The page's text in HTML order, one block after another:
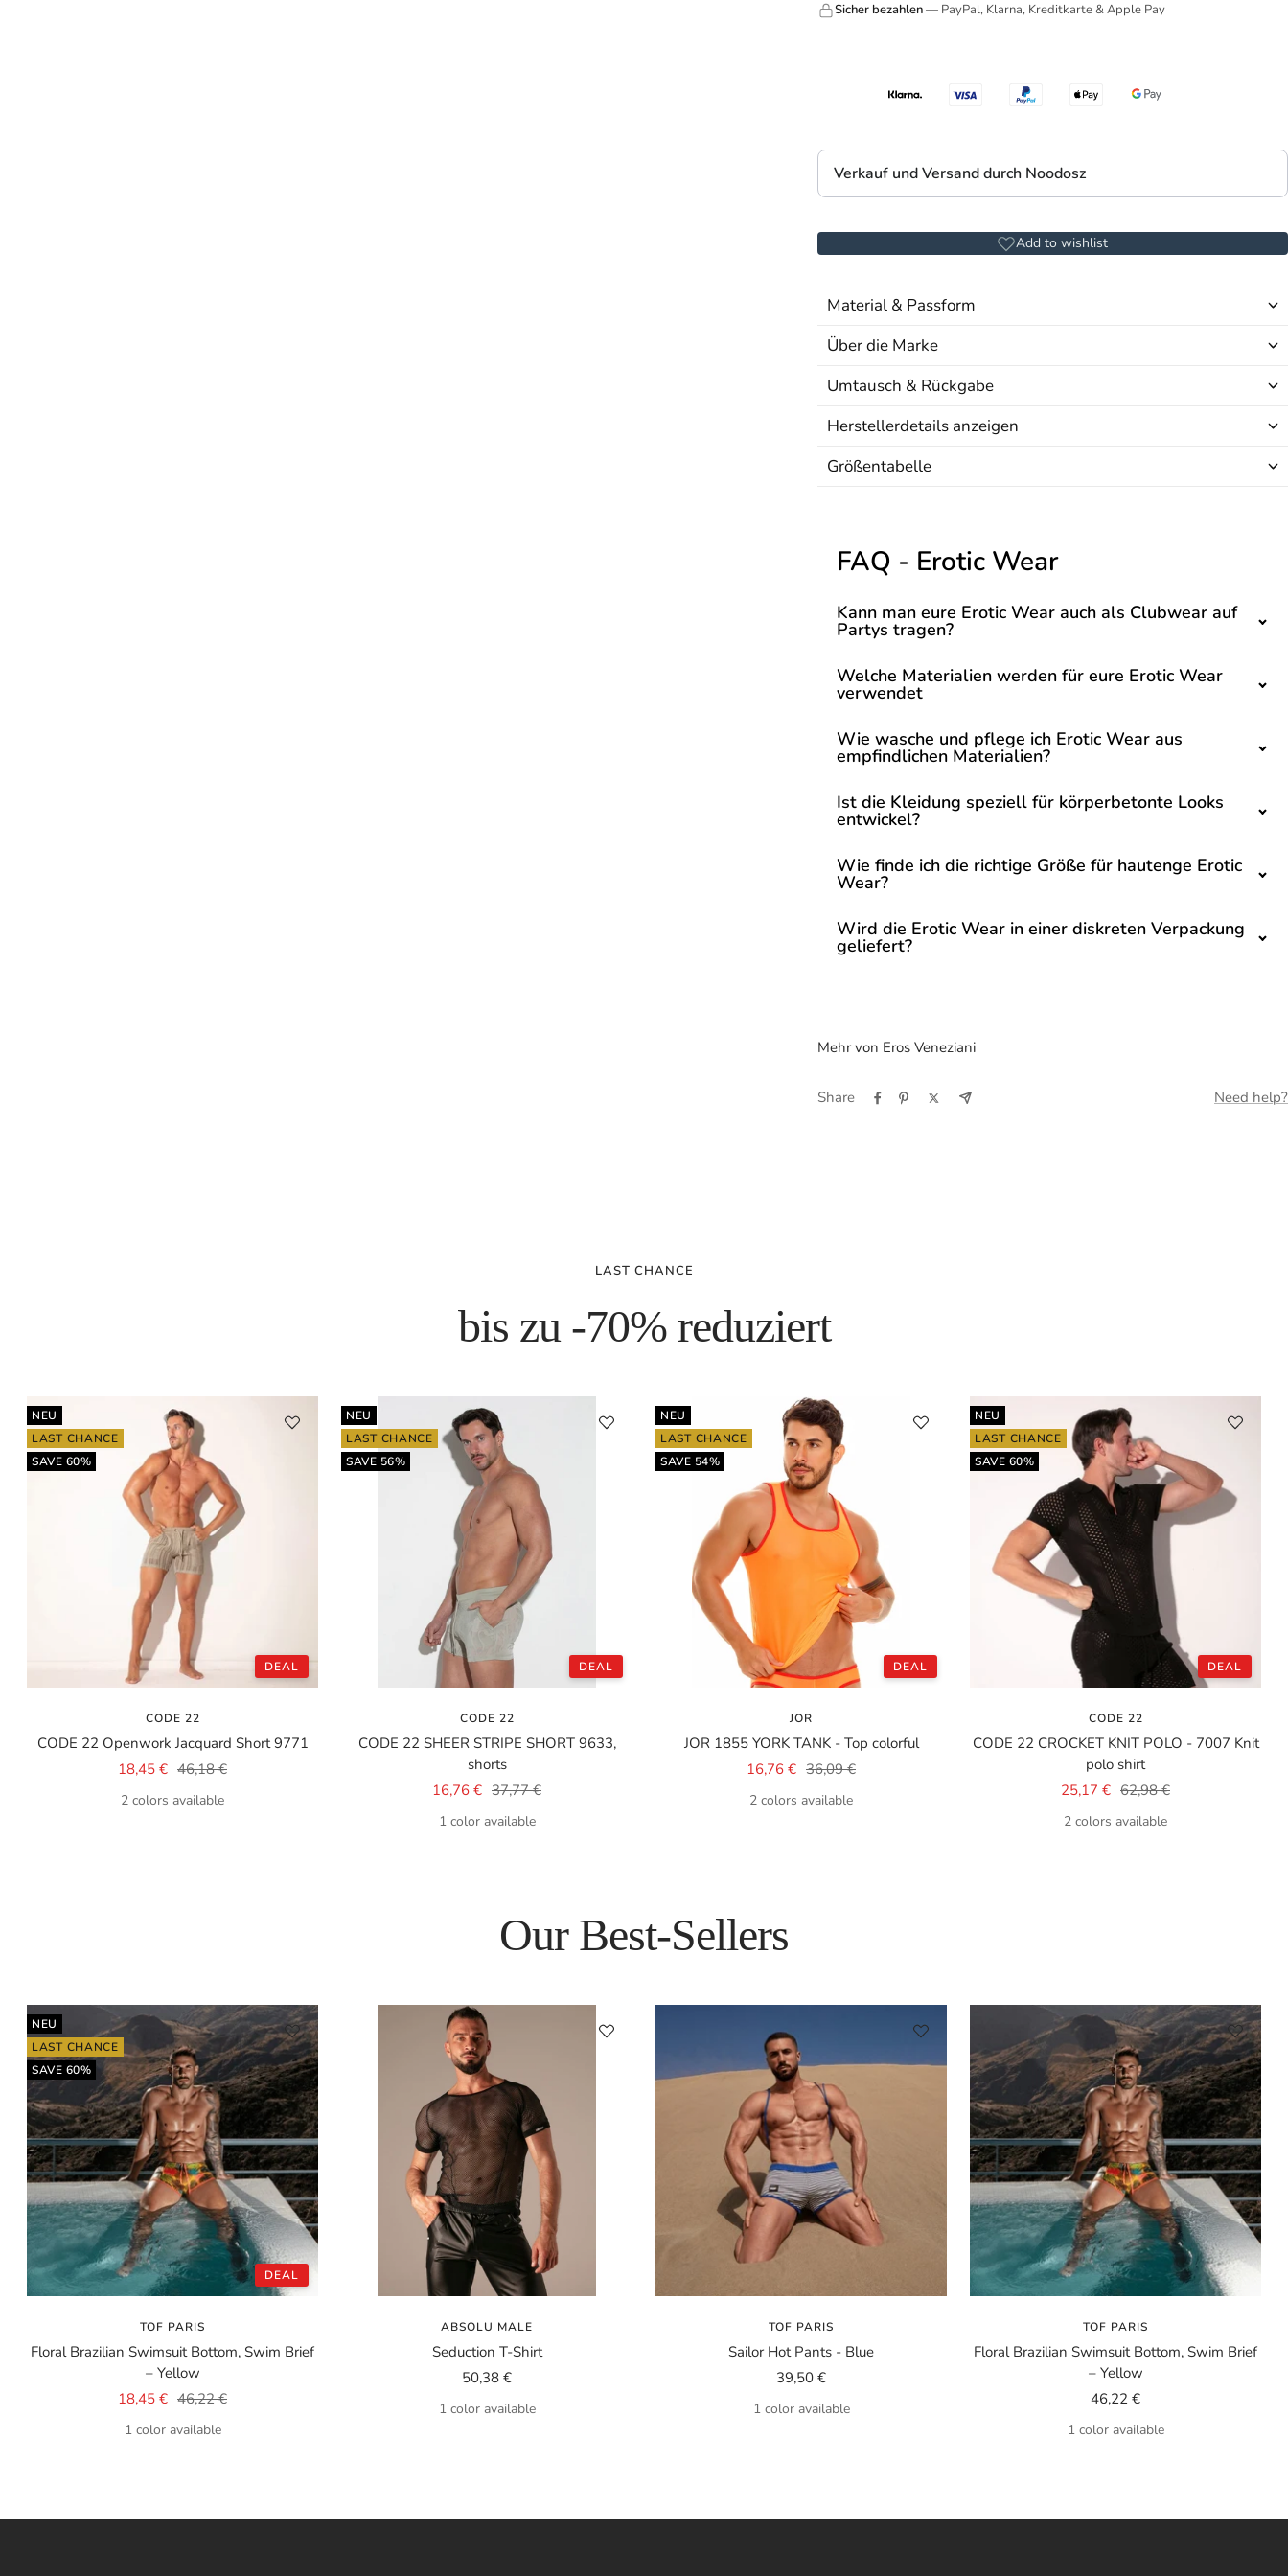
Sicher bezahlen— PayPal, Klarna, Kreditkarte & Apple Pay
Verkauf und Versand durch Noodosz
Add to wishlist
Material & Passform
Über die Marke
Umtausch & Rückgabe
Herstellerdetails anzeigen
Größentabelle
FAQ - Erotic Wear
Kann man eure Erotic Wear auch als Clubwear auf
Partys tragen?
Welche Materialien werden für eure Erotic Wear
verwendet
Wie wasche und pflege ich Erotic Wear aus
empfindlichen Materialien?
Ist die Kleidung speziell für körperbetonte Looks
entwickel?
Wie finde ich die richtige Größe für hautenge Erotic
Wear?
Wird die Erotic Wear in einer diskreten Verpackung
geliefert?
Mehr von Eros Veneziani
Share Need help?
LAST CHANCE
bis zu -70% reduziert
NEU
LAST CHANCE
SAVE 60%
DEAL
CODE 22
CODE 22 Openwork Jacquard Short 9771
Sale
price
18,45 € Regular
price
46,18 €
2 colors available
NEU
LAST CHANCE
SAVE 56%
DEAL
CODE 22
CODE 22 SHEER STRIPE SHORT 9633,
shorts
Sale
price
16,76 € Regular
price
37,77 €
1 color available
NEU
LAST CHANCE
SAVE 54%
DEAL
JOR
JOR 1855 YORK TANK - Top colorful
Sale
price
16,76 € Regular
price
36,09 €
2 colors available
NEU
LAST CHANCE
SAVE 60%
DEAL
CODE 22
CODE 22 CROCKET KNIT POLO - 7007 Knit
polo shirt
Sale
price
25,17 € Regular
price
62,98 €
2 colors available
Our Best-Sellers
NEU
LAST CHANCE
SAVE 60%
DEAL
TOF PARIS
Floral Brazilian Swimsuit Bottom, Swim Brief
– Yellow
Sale
price
18,45 € Regular
price
46,22 €
1 color available
ABSOLU MALE
Seduction T-Shirt
Sale
price
50,38 €
1 color available
TOF PARIS
Sailor Hot Pants - Blue
Sale
price
39,50 €
1 color available
TOF PARIS
Floral Brazilian Swimsuit Bottom, Swim Brief
– Yellow
Sale
price
46,22 €
1 color available